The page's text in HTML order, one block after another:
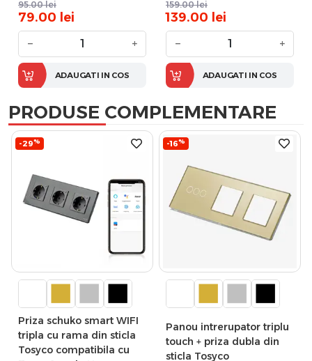
95.00 lei
79.00 lei
− +
ADAUGATI IN COS
159.00 lei
139.00 lei
− +
ADAUGATI IN COS
PRODUSE COMPLEMENTARE
-29%
Priza schuko smart WIFI
tripla cu rama din sticla
Tosyco compatibila cu
-16%
Panou intrerupator triplu
touch + priza dubla din
sticla Tosyco